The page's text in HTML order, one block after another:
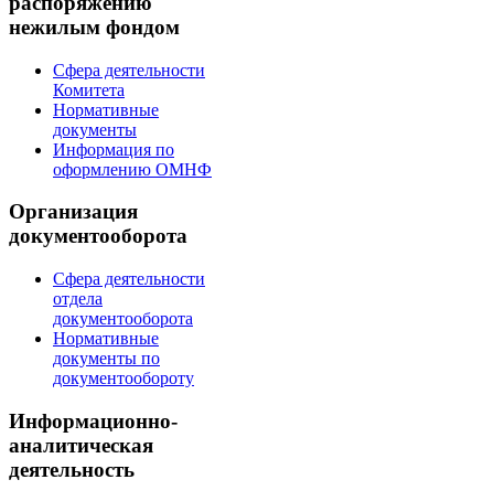
нежилым фондом
Сфера деятельности
Комитета
Нормативные
документы
Информация по
оформлению ОМНФ
Организация
документооборота
Сфера деятельности
отдела
документооборота
Нормативные
документы по
документообороту
Информационно-
аналитическая
деятельность